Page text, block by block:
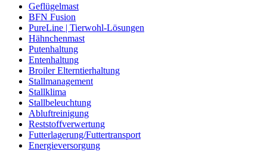
Geflügelmast
BFN Fusion
PureLine | Tierwohl-Lösungen
Hähnchenmast
Putenhaltung
Entenhaltung
Broiler Elterntierhaltung
Stallmanagement
Stallklima
Stallbeleuchtung
Abluftreinigung
Reststoffverwertung
Futterlagerung/Futtertransport
Energieversorgung